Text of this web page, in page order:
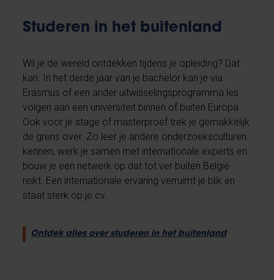
Studeren in het buitenland
Wil je de wereld ontdekken tijdens je opleiding? Dat
kan. In het derde jaar van je bachelor kan je via
Erasmus of een ander uitwisselingsprogramma les
volgen aan een universiteit binnen of buiten Europa.
Ook voor je stage of masterproef trek je gemakkelijk
de grens over. Zo leer je andere onderzoeksculturen
kennen, werk je samen met internationale experts en
bouw je een netwerk op dat tot ver buiten België
reikt. Een internationale ervaring verruimt je blik en
staat sterk op je cv.
Ontdek alles over studeren in het buitenland